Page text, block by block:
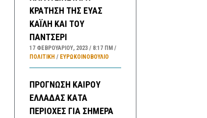
ΚΡΑΤΗΣΗ ΤΗΣ ΕΥΑΣ
ΚΑΪΛΗ ΚΑΙ ΤΟΥ
ΠΑΝΤΣΕΡΙ
17 ΦΕΒΡΟΥΑΡΊΟΥ, 2023 8:17 ΠΜ
ΠΟΛΙΤΙΚΗ / ΕΥΡΩΚΟΙΝΟΒΟΥΛΙΟ
ΠΡΟΓΝΩΣΗ ΚΑΙΡΟΥ
ΕΛΛΑΔΑΣ ΚΑΤΑ
ΠΕΡΙΟΧΕΣ ΓΙΑ ΣΗΜΕΡΑ